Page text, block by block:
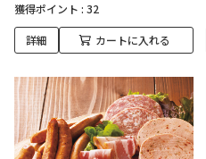
獲得ポイント : 32
詳細 カートに入れる